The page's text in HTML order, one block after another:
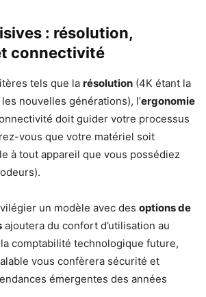
: résolution,
connectivité
tels que la résolution (4K étant la
nouvelles générations), l’ergonomie
doit guider votre processus
vous que votre matériel soit
à tout appareil que vous possédiez
un modèle avec des options de
ajoutera du confort d’utilisation au
comptabilité technologique future,
vous confèrera sécurité et
émergentes des années